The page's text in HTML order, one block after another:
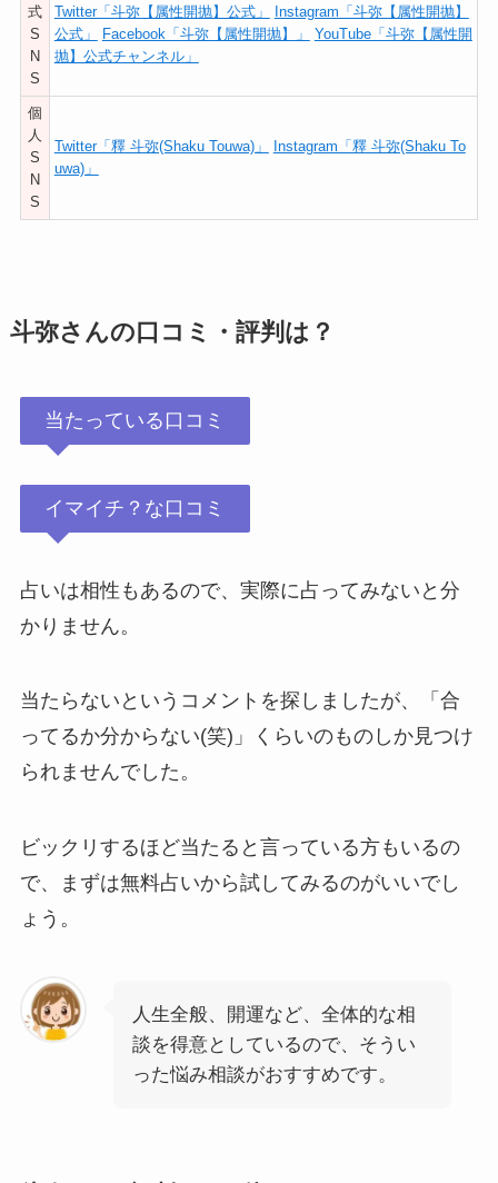
式
S
N
S
Twitter「斗弥【属性開抛】公式」
Instagram「斗弥【属性開抛】
公式」
Facebook「斗弥【属性開抛】」
YouTube「斗弥【属性開
抛】公式チャンネル」
個
人
S
N
S
Twitter「釋 斗弥(Shaku Touwa)」
Instagram「釋 斗弥(Shaku To
uwa)」
斗弥さんの口コミ・評判は？
当たっている口コミ
イマイチ？な口コミ
占いは相性もあるので、実際に占ってみないと分
かりません。
当たらないというコメントを探しましたが、「合
ってるか分からない(笑)」くらいのものしか見つけ
られませんでした。
ビックリするほど当たると言っている方もいるの
で、まずは無料占いから試してみるのがいいでし
ょう。
人生全般、開運など、全体的な相
談を得意としているので、そうい
った悩み相談がおすすめです。